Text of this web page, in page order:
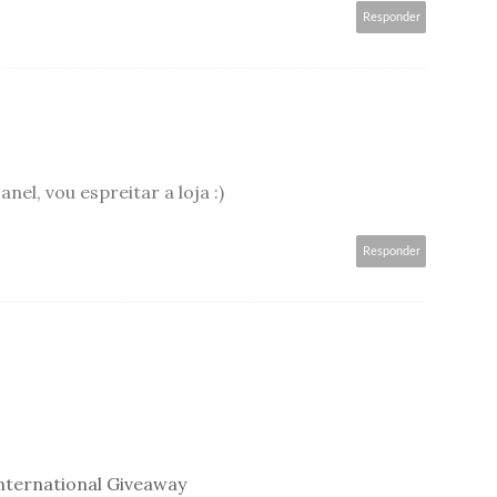
Responder
vou espreitar a loja :)
Responder
Giveaway